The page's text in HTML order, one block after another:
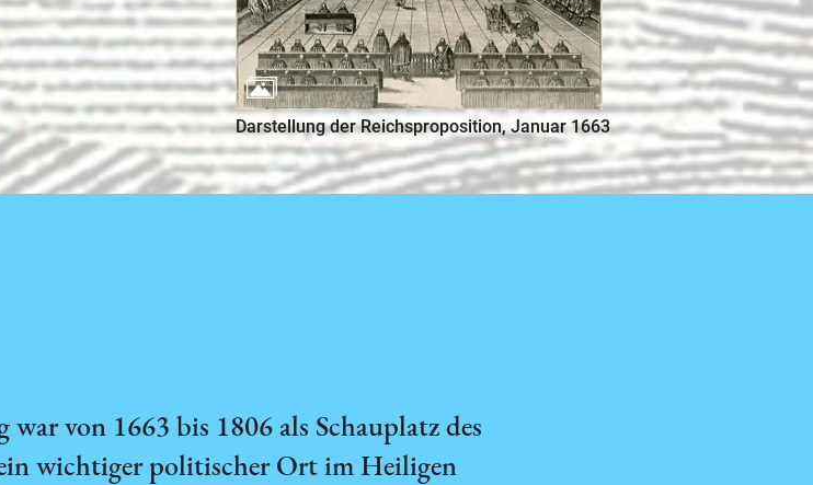
Darstellung der Reichsproposition, Januar 1663
von 1663 bis 1806 als Schauplatz des
wichtiger politischer Ort im Heiligen